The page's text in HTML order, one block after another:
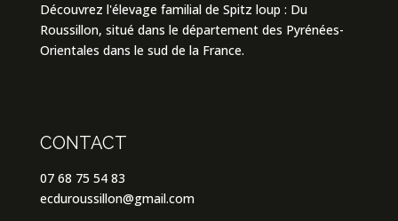
Découvrez l'élevage familial de Spitz loup : Du
Roussillon, situé dans le département des Pyrénées-
Orientales dans le sud de la France.
CONTACT
07 68 75 54 83
ecduroussillon@gmail.com